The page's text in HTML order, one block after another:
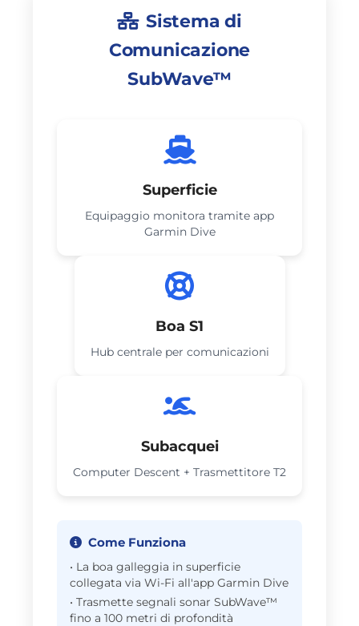
Sistema di
Comunicazione
SubWave™
Superficie
Equipaggio monitora tramite app
Garmin Dive
Boa S1
Hub centrale per comunicazioni
Subacquei
Computer Descent + Trasmettitore T2
Come Funziona
• La boa galleggia in superficie
collegata via Wi-Fi all'app Garmin Dive
• Trasmette segnali sonar SubWave™
fino a 100 metri di profondità